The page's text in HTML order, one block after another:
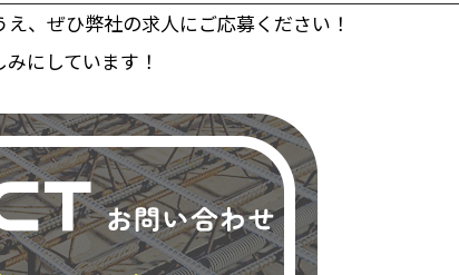
、ぜひ弊社の求人にご応募ください！
にしています！